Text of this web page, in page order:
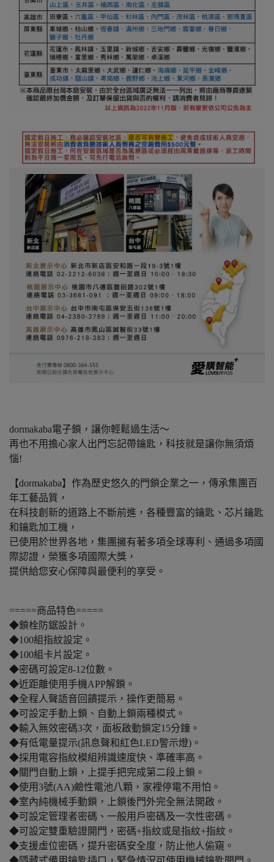
dormakaba電子鎖，讓你輕鬆過生活～
再也不用擔心家人出門忘記帶鑰匙，科技就是讓你無須煩
惱!
【dormakaba】作為歷史悠久的門鎖企業之一，傳承集團百
年工藝品質，
在科技創新的道路上不斷前進，各種豐富的鑰匙、芯片鑰匙
和鑰匙加工機，
已使用於世界各地，集團擁有著多項全球專利、通過多項國
際認證，榮獲多項國際大獎，
提供給您安心保障與最便利的享受。
=====商品特色=====
◆鎖栓防鋸設計。
◆100組指紋設定。
◆100組卡片設定。
◆密碼可設定8-12位數。
◆近距離使用手機APP解鎖。
◆全程人聲語音回饋提示，操作更簡易。
◆可設定手動上鎖、自動上鎖兩種模式。
◆輸入無效密碼3次，面板啟動鎖定15分鐘。
◆有低電量提示(訊息聲和紅色LED警示燈)。
◆採用電容指紋模組辨識速度快、準確率高。
◆關門自動上鎖，上提手把完成第二段上鎖。
◆使用3號(AA)鹼性電池八顆，家裡停電不用怕。
◆室內純機械手動鎖，上鎖後門外完全無法開啟。
◆可設定管理者密碼、一般用戶密碼及一次性密碼。
◆可設定雙重驗證開門，密碼+指紋或是指紋+指紋。
◆支援虛位密碼，提升密碼安全度，防止他人偷窺。